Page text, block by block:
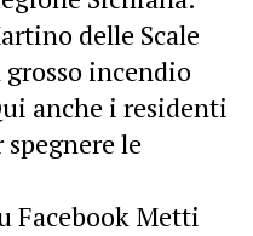
delle Scale
incendio
anche i residenti
le
Facebook Metti